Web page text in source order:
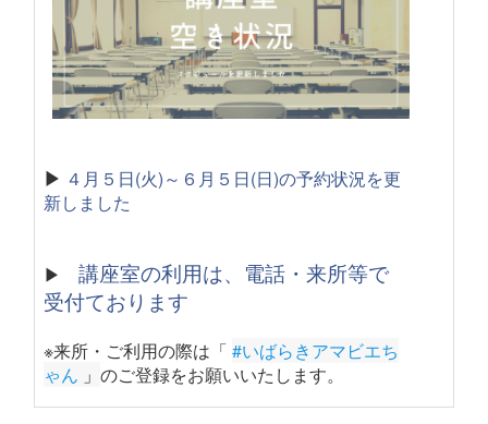
▶ ４月５日(火)～６月５日(日)の予約状況を更
新しました
▶ 講座室の利用は、電話・来所等で
受付ております
※来所・ご利用の際は「 #いばらきアマビエち
ゃん 」 のご登録をお願いいたします。